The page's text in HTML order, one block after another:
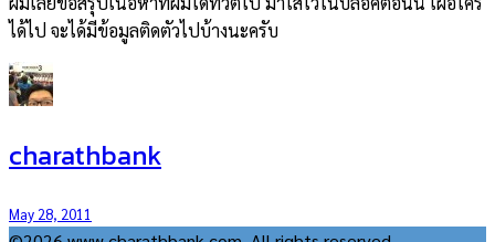
ได้ไป จะได้มีข้อมูลติดตัวไปบ้างนะครับ
charathbank
May 28, 2011